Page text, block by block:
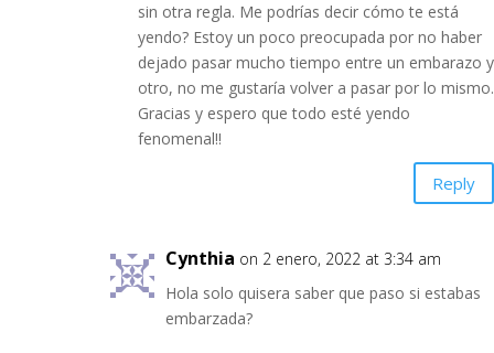
sin otra regla. Me podrías decir cómo te está
yendo? Estoy un poco preocupada por no haber
dejado pasar mucho tiempo entre un embarazo y
otro, no me gustaría volver a pasar por lo mismo.
Gracias y espero que todo esté yendo
fenomenal!!
Reply
Cynthia on 2 enero, 2022 at 3:34 am
Hola solo quisera saber que paso si estabas
embarzada?